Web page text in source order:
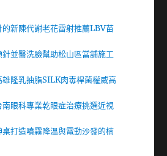
的新陳代謝老花雷射推薦LBV苗
並醫洗臉幫助松山區當舖施工
雄隆乳抽脂SILK肉毒桿菌權威高
南眼科專業乾眼症治療挑選近視
打造噴霧降溫與電動沙發的楠